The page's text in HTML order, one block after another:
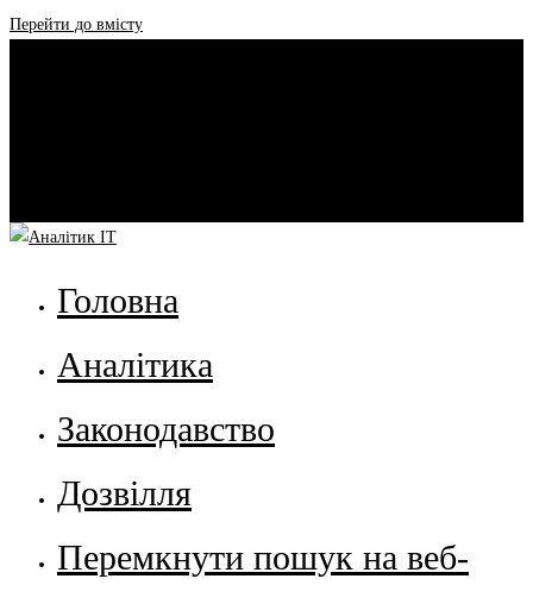
Перейти до вмісту
Головна
Аналітика
Законодавство
Дозвілля
Перемкнути пошук на веб-